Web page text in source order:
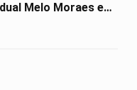
Melo Moraes em